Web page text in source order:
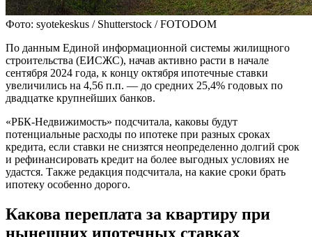
Фото: syotekeskus / Shutterstock / FOTODOM
По данным Единой информационной системы жилищного
строительства (ЕИСЖС), начав активно расти в начале
сентября 2024 года, к концу октября ипотечные ставки
увеличились на 4,56 п.п. — до средних 25,4% годовых по
двадцатке крупнейших банков.
«РБК-Недвижимость» подсчитала, каковы будут
потенциальные расходы по ипотеке при разных сроках
кредита, если ставки не снизятся неопределенно долгий срок
и рефинансировать кредит на более выгодных условиях не
удастся. Также редакция подсчитала, на какие сроки брать
ипотеку особенно дорого.
Какова переплата за квартиру при
нынешних ипотечных ставках